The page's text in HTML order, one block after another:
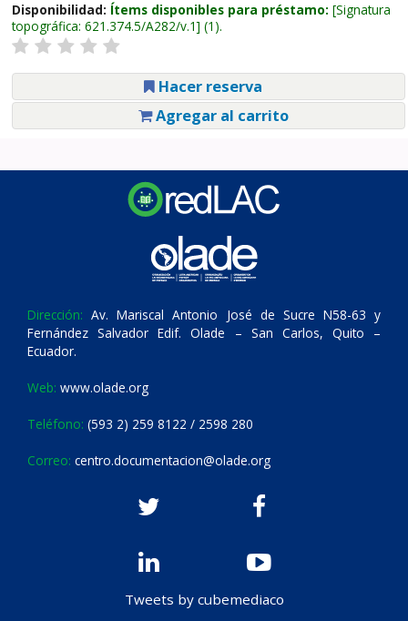
Disponibilidad: Ítems disponibles para préstamo: Signatura
topográfica: 621.374.5/A282/v.1 (1).
Hacer reserva
Agregar al carrito
Dirección: Av. Mariscal Antonio José de Sucre N58-63 y
Fernández Salvador Edif. Olade – San Carlos, Quito –
Ecuador.
Web: www.olade.org
Teléfono: (593 2) 259 8122 / 2598 280
Correo: centro.documentacion@olade.org
Tweets by cubemediaco